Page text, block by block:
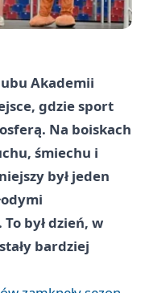
Akademii
gdzie sport
Na boiskach
śmiechu i
był jeden
był dzień, w
bardziej